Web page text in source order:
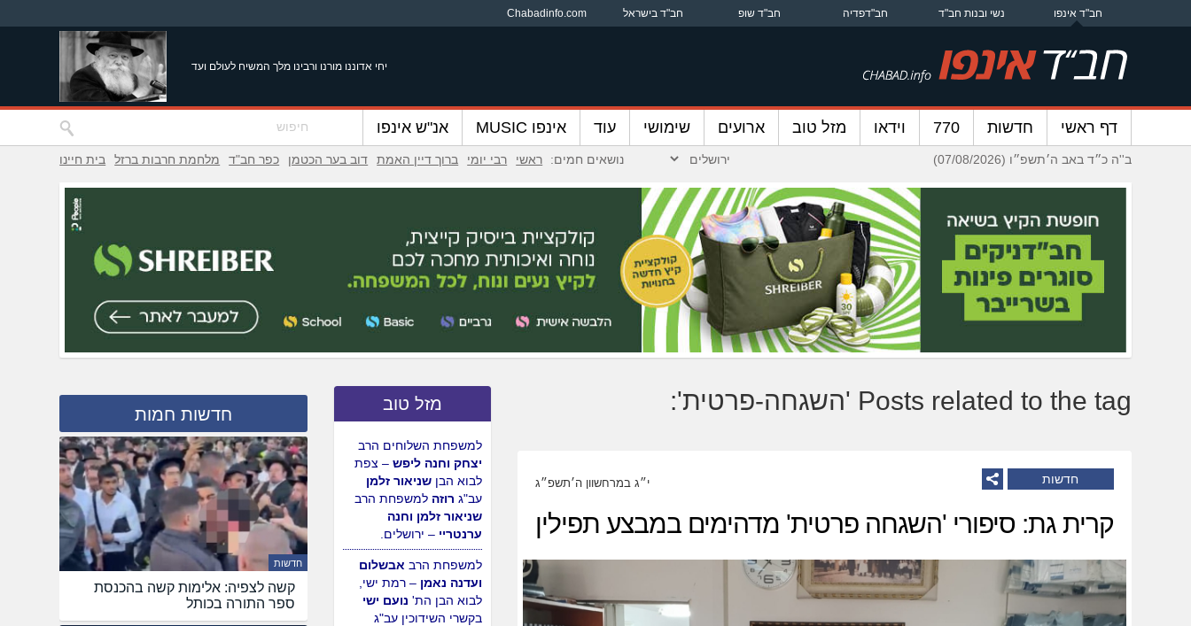
חב"ד אינפו נשי ובנות חב"ד חב"דפדיה חב"ד שופ חב"ד בישראל Chabadinfo.com
יחי אדוננו מורנו ורבינו מלך המשיח לעולם ועד
דף ראשי חדשות 770 וידאו מזל טוב ארועים שימושי עוד אינפו MUSIC אנ"ש אינפו
ב''ה כ״ד באב ה׳תשפ״ו (07/08/2026) נושאים חמים: ראשי רבי יומי ברוך דיין האמת דוב בער הכטמן כפר חב"ד מלחמת חרבות ברזל בית חיינו
Posts related to the tag 'השגחה-פרטית':
חדשות י״ג במרחשוון ה׳תשפ״ג
קרית גת: סיפורי 'השגחה פרטית' מדהימים במבצע תפילין
מזל טוב
למשפחת הרבמשה
ורעייתו נחמיאס– נחלת
הר חב"ד, לרגל הולדת
הבת.
למשפחת השלוחים הרב
יצחק וחנה ליפש– צפת
לבוא הבן שניאור זלמן
עב"גרוזהלמשפחת הרב
שניאור זלמן וחנה
ערנטריי– ירושלים.
חדשות חמות
חדשות
קשה לצפיה: אלימות קשה בהכנסת
ספר התורה בכותל